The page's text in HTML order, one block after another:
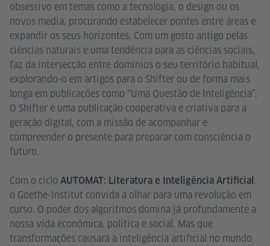
obsessivo em temas como a tecnologia, o design ou os
novos media, procurando estabelecer pontes entre áreas e
expandir os seus horizontes. Com um gosto antigo pelas
ciências naturais e uma tendência para as ciências sociais,
faz da intersecção entre domínios o seu território habitual,
explorando-o em artigos para o Shifter ou de forma mais
longa em publicações como “Uma Questão de Inteligência”.
O Shifter é uma publicação cooperativa e criativa para a
geração digital, com a missão de acompanhar e
compreender o presente para preparar com consciência o
futuro.
Com o ciclo AUTOMAT: Literatura e Inteligência Artificial ,
o Goethe-Institut convida a olhar para uma revolução em
curso. O poder dos algoritmos domina já profundamente a
nossa vida económica, política e social. Mas que
transformações causará a inteligência artificial no mundo